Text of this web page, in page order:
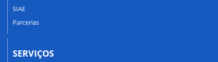
SIAE
Parcerias
SERVIÇOS